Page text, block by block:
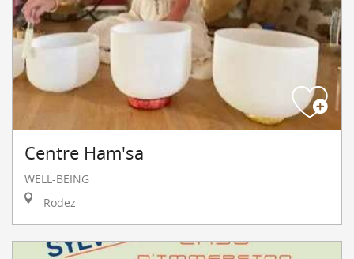
Centre Ham'sa
WELL-BEING
Rodez